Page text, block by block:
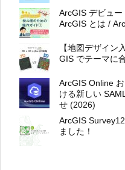
ArcGIS デビュ
ArcGIS とは /
【地図デザイン
GIS でテーマに
ArcGIS Online
ける新しい
せ (2026)
ArcGIS
ました！